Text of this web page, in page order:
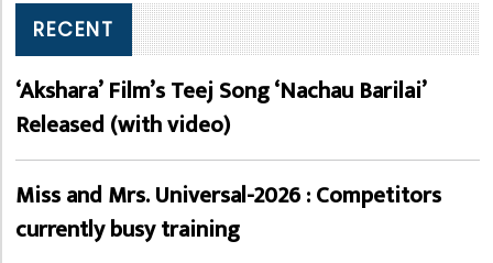
RECENT
‘Akshara’ Film’s Teej Song ‘Nachau Barilai’
Released (with video)
Miss and Mrs. Universal-2026 : Competitors
currently busy training